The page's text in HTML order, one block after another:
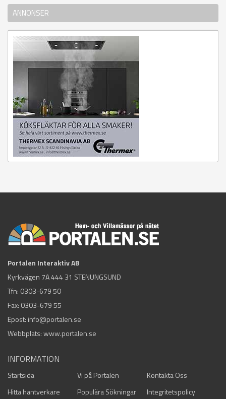
ANNONSER
Portalen Interaktiv AB
Kyrkvägen 7A 444 31 STENUNGSUND
Tfn: 0303-679 50
Fax: 0303-679 55
Epost: info@portalen.se
Webbplats: www.portalen.se
INFORMATION
Startsida Vi på Portalen
Kontakta Oss
Hitta hantverkare
Populära Sökningar Integritetspolicy